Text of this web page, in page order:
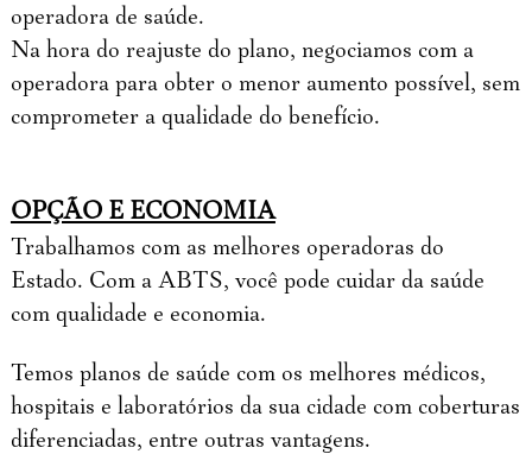
operadora de saúde.
Na hora do reajuste do plano, negociamos com a
operadora para obter o menor aumento possível, sem
comprometer a qualidade do benefício.
OPÇÃO E ECONOMIA
Trabalhamos com as melhores operadoras do
Estado. Com a ABTS, você pode cuidar da saúde
com qualidade e economia.
Temos planos de saúde com os melhores médicos,
hospitais e laboratórios da sua cidade com coberturas
diferenciadas, entre outras vantagens.